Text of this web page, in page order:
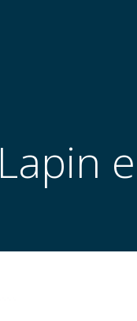
Lapin